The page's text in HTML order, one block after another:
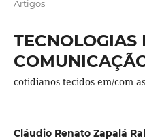
Artigos
TECNOLOGIAS
cotidianos tecidos em/com
Cláudio Renato Zapalá